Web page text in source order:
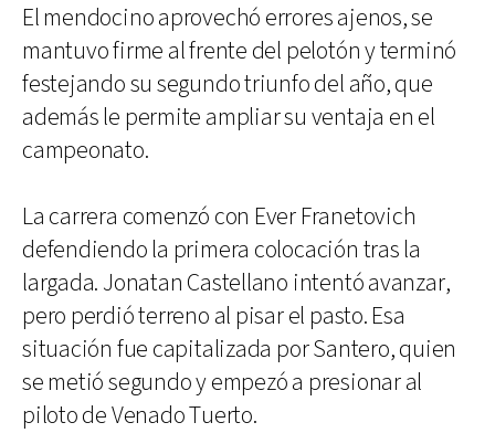
El mendocino aprovechó errores ajenos, se
mantuvo firme al frente del pelotón y terminó
festejando su segundo triunfo del año, que
además le permite ampliar su ventaja en el
campeonato.
La carrera comenzó con Ever Franetovich
defendiendo la primera colocación tras la
largada. Jonatan Castellano intentó avanzar,
pero perdió terreno al pisar el pasto. Esa
situación fue capitalizada por Santero, quien
se metió segundo y empezó a presionar al
piloto de Venado Tuerto.